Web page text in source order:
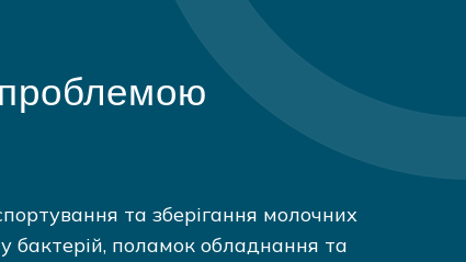
та зберігання молочних
бактерій, поламок обладнання та